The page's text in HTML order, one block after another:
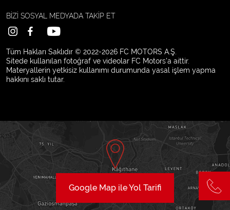
BİZİ SOSYAL MEDYADA TAKİP ET
Tüm Hakları Saklıdır © 2022-2026 FC MOTORS A.Ş.
Sitede kullanılan fotoğraf ve videolar FC Motors'a aittir.
Materyallerin yetkisiz kullanımı durumunda yasal işlem yapma
hakkını saklı tutar.
Google Map ile Yol Tarifi